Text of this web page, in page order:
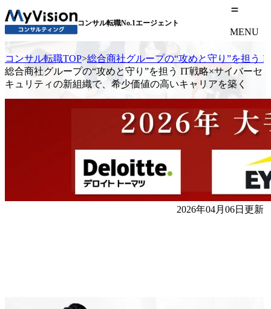
コンサル転職No.1エージェント
MENU
コンサル転職TOP>総合商社グループの“攻めと守り”を担う
総合商社グループの“攻めと守り”を担う IT戦略×サイバーセ
キュリティの新組織で、希少価値の高いキャリアを築く
2026年04月06日更新